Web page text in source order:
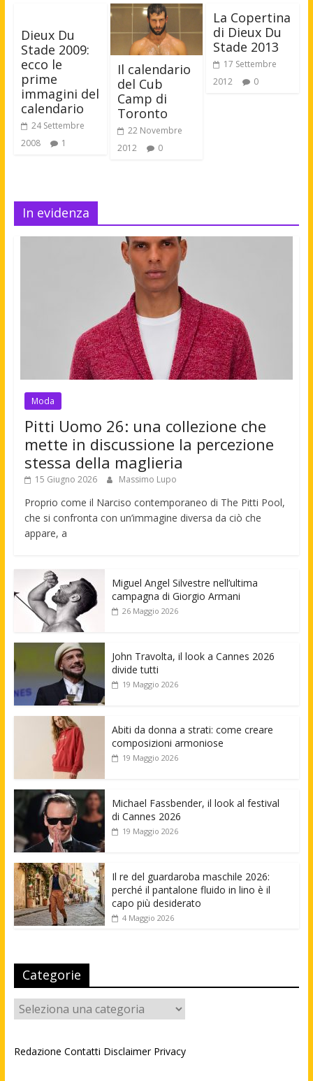
Dieux Du
Stade 2009:
ecco le
prime
immagini del
calendario
24 Settembre
2008
1
Il calendario
del Cub
Camp di
Toronto
22 Novembre
2012
0
La Copertina
di Dieux Du
Stade 2013
17 Settembre
2012
0
In evidenza
Moda
Pitti Uomo 26: una collezione che
mette in discussione la percezione
stessa della maglieria
15 Giugno 2026 Massimo Lupo
Proprio come il Narciso contemporaneo di The Pitti Pool,
che si confronta con un’immagine diversa da ciò che
appare, a
Miguel Angel Silvestre nell’ultima
campagna di Giorgio Armani
26 Maggio 2026
John Travolta, il look a Cannes 2026
divide tutti
19 Maggio 2026
Abiti da donna a strati: come creare
composizioni armoniose
19 Maggio 2026
Michael Fassbender, il look al festival
di Cannes 2026
19 Maggio 2026
Il re del guardaroba maschile 2026:
perché il pantalone fluido in lino è il
capo più desiderato
4 Maggio 2026
Categorie
Categorie
Redazione Contatti Disclaimer Privacy